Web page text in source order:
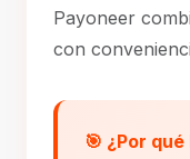
Payoneer
con
🎯 ¿Por